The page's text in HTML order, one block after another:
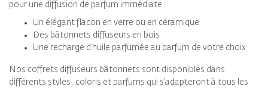
pour une diffusion de parfum immédiate :
Un élégant flacon en verre ou en céramique
Des bâtonnets diffuseurs en bois
Une recharge d’huile parfumée au parfum de votre choix
Nos coffrets diffuseurs bâtonnets sont disponibles dans
différents styles, coloris et parfums qui s’adapteront à tous les